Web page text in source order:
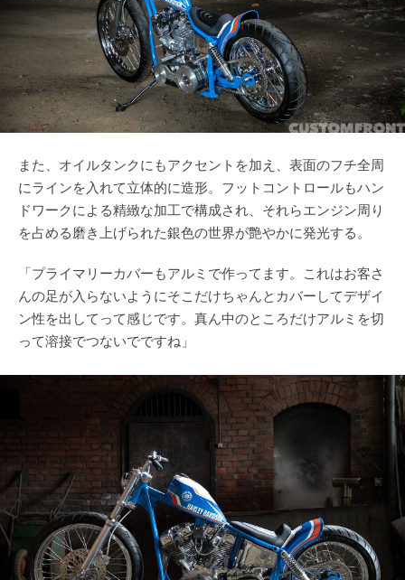
また、オイルタンクにもアクセントを加え、表面のフチ全周
にラインを入れて立体的に造形。フットコントロールもハン
ドワークによる精緻な加工で構成され、それらエンジン周り
を占める磨き上げられた銀色の世界が艶やかに発光する。
「プライマリーカバーもアルミで作ってます。これはお客さ
んの足が入らないようにそこだけちゃんとカバーしてデザイ
ン性を出してって感じです。真ん中のところだけアルミを切
って溶接でつないでですね」